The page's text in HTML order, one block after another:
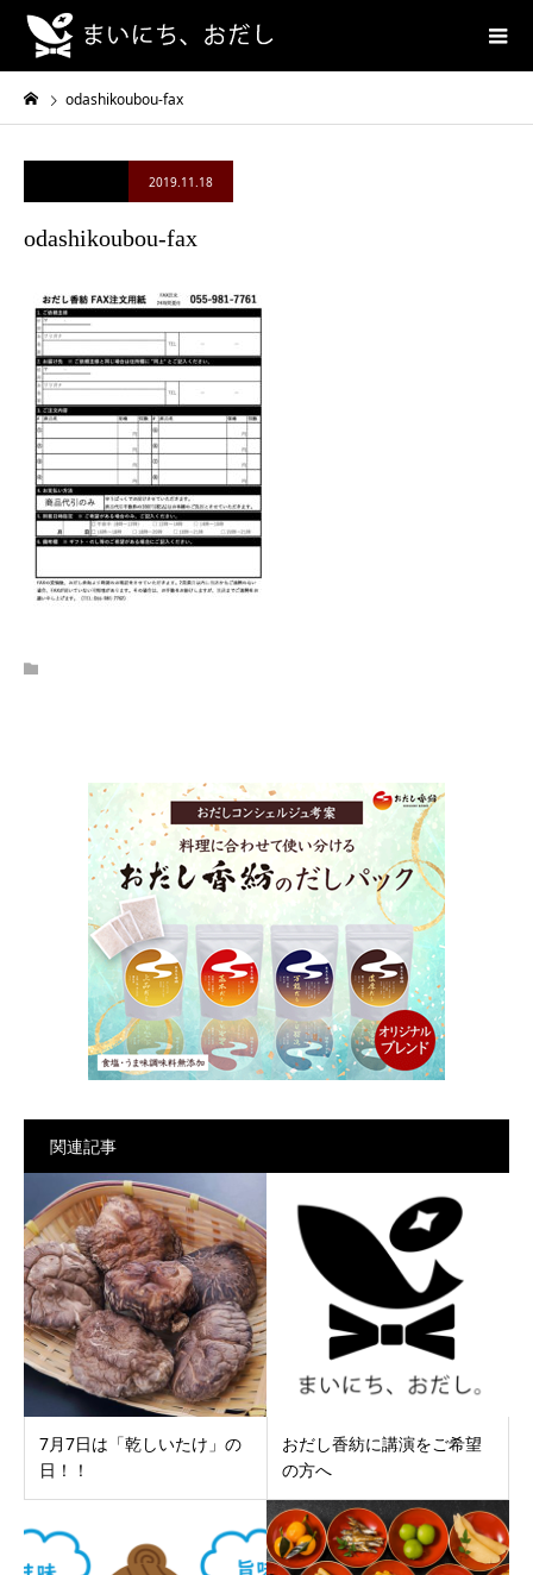
odashikoubou-fax
2019.11.18
odashikoubou-fax
関連記事
7月7日は「乾しいたけ」の
日！！
おだし香紡に講演をご希望
の方へ